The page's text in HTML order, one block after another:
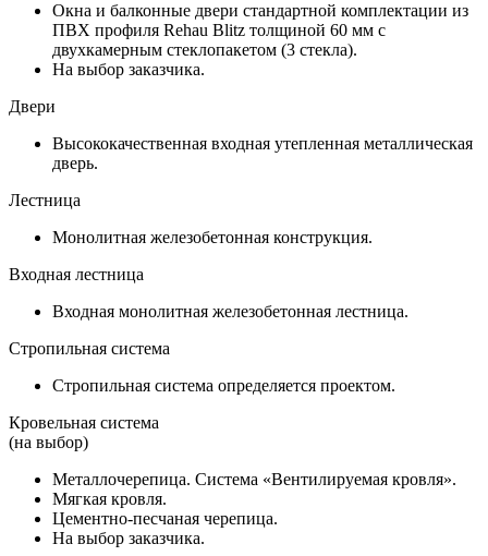
Окна и балконные двери стандартной комплектации из
ПВХ профиля Rehau Blitz толщиной 60 мм с
двухкамерным стеклопакетом (3 стекла).
На выбор заказчика.
Двери
Высококачественная входная утепленная металлическая
дверь.
Лестница
Монолитная железобетонная конструкция.
Входная лестница
Входная монолитная железобетонная лестница.
Стропильная система
Стропильная система определяется проектом.
Кровельная система
(на выбор)
Металлочерепица. Система «Вентилируемая кровля».
Мягкая кровля.
Цементно-песчаная черепица.
На выбор заказчика.